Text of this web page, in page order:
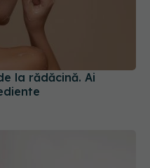
la rădăcină. Ai